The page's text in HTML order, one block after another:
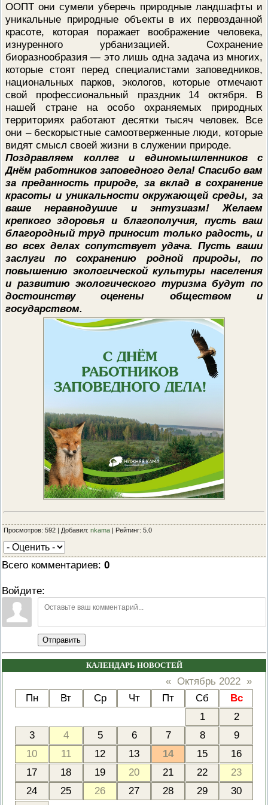
ПРОВЕРОЧНЫЙ ЛИСТ,
ПРИМЕНЯЕМЫЙ ПРИ
ОСУЩЕСТВЛЕНИИ
ГОСУДАРСТВЕННОГО
ОБЛАСТИ ОХРАНЫ И
ИСПОЛЬЗОВАНИЯ ООПТ
ФЕДЕРАЛЬНОГО ЗНАЧЕНИЯ
ПРОГРАММА ПРОФИЛАКТИКИ
РИСКОВ ПРИЧИНЕНИЯ
ПЛАН ПРОВЕДЕНИЯ
КОНТРОЛЬНЫХ
МЕРОПРИЯТИЙ
ИСЧЕРПЫВАЮЩИЙ
СВЕДЕНИЙ, КОТОРЫЕ МОГУТ
ЗАПРАШИВАТЬСЯ
(НАДЗОРНЫМ) ОРГАНОМ У
КОНТРОЛИРУЕМОГО ЛИЦА
ООПТ они сумели уберечь природные ландшафты и
уникальные природные объекты в их первозданной
красоте, которая поражает воображение человека,
изнуренного урбанизацией. Сохранение
биоразнообразия — это лишь одна задача из многих,
которые стоят перед специалистами заповедников,
национальных парков, экологов, которые отмечают
свой профессиональный праздник 14 октября. В
нашей стране на особо охраняемых природных
территориях работают десятки тысяч человек. Все
они – бескорыстные самоотверженные люди, которые
видят смысл своей жизни в служении природе.
Поздравляем коллег и единомышленников с
Днём работников заповедного дела! Спасибо вам
за преданность природе, за вклад в сохранение
красоты и уникальности окружающей среды, за
ваше неравнодушие и энтузиазм! Желаем
крепкого здоровья и благополучия, пусть ваш
благородный труд приносит только радость, и
во всех делах сопутствует удача. Пусть ваши
заслуги по сохранению родной природы, по
повышению экологической культуры населения
и развитию экологического туризма будут по
достоинству оценены обществом и
государством.
Просмотров: 592 | Добавил: nkama | Рейтинг: 5.0
Всего комментариев: 0
Войдите:
Отправить
КАЛЕНДАРЬ НОВОСТЕЙ
« Октябрь 2022 »
Пн
Вт Ср Чт Пт Сб
Вс
1
2
3
4 5 6 7 8
9
10
11 12 13 14 15
16
17
18 19 20 21 22
23
24
25 26 27 28 29
30